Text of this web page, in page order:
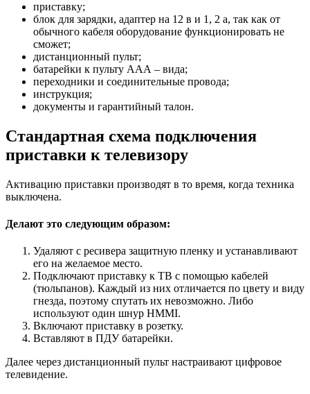
приставку;
блок для зарядки, адаптер на 12 в и 1, 2 а, так как от
обычного кабеля оборудование функционировать не
сможет;
дистанционный пульт;
батарейки к пульту ААА – вида;
переходники и соединительные провода;
инструкция;
документы и гарантийный талон.
Стандартная схема подключения
приставки к телевизору
Активацию приставки производят в то время, когда техника
выключена.
Делают это следующим образом:
Удаляют с ресивера защитную пленку и устанавливают
его на желаемое место.
Подключают приставку к ТВ с помощью кабелей
(тюльпанов). Каждый из них отличается по цвету и виду
гнезда, поэтому спутать их невозможно. Либо
используют один шнур HMMI.
Включают приставку в розетку.
Вставляют в ПДУ батарейки.
Далее через дистанционный пульт настраивают цифровое
телевидение.